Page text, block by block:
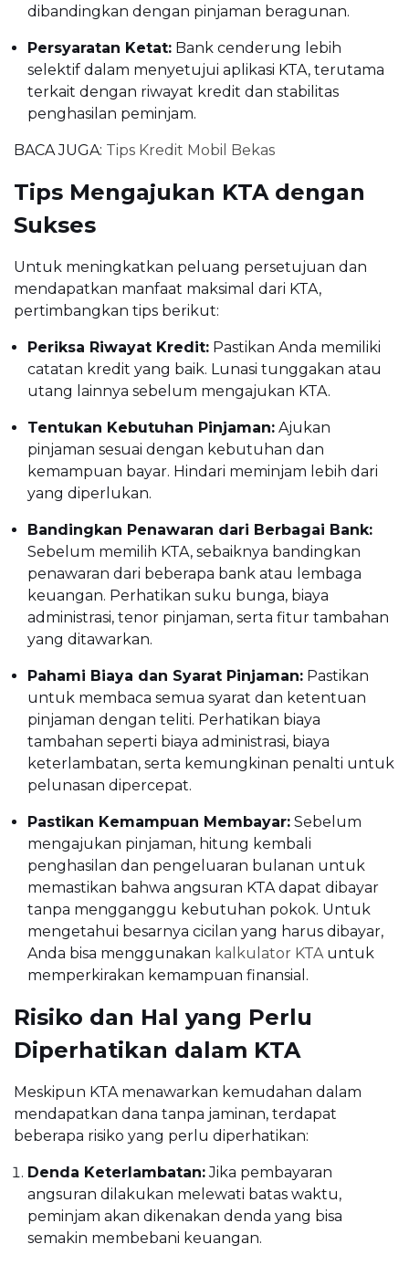
dibandingkan dengan pinjaman beragunan.
Persyaratan Ketat: Bank cenderung lebih
selektif dalam menyetujui aplikasi KTA, terutama
terkait dengan riwayat kredit dan stabilitas
penghasilan peminjam.
BACA JUGA: Tips Kredit Mobil Bekas
Tips Mengajukan KTA dengan
Sukses
Untuk meningkatkan peluang persetujuan dan
mendapatkan manfaat maksimal dari KTA,
pertimbangkan tips berikut:
Periksa Riwayat Kredit: Pastikan Anda memiliki
catatan kredit yang baik. Lunasi tunggakan atau
utang lainnya sebelum mengajukan KTA.
Tentukan Kebutuhan Pinjaman: Ajukan
pinjaman sesuai dengan kebutuhan dan
kemampuan bayar. Hindari meminjam lebih dari
yang diperlukan.
Bandingkan Penawaran dari Berbagai Bank:
Sebelum memilih KTA, sebaiknya bandingkan
penawaran dari beberapa bank atau lembaga
keuangan. Perhatikan suku bunga, biaya
administrasi, tenor pinjaman, serta fitur tambahan
yang ditawarkan.
Pahami Biaya dan Syarat Pinjaman: Pastikan
untuk membaca semua syarat dan ketentuan
pinjaman dengan teliti. Perhatikan biaya
tambahan seperti biaya administrasi, biaya
keterlambatan, serta kemungkinan penalti untuk
pelunasan dipercepat.
Pastikan Kemampuan Membayar: Sebelum
mengajukan pinjaman, hitung kembali
penghasilan dan pengeluaran bulanan untuk
memastikan bahwa angsuran KTA dapat dibayar
tanpa mengganggu kebutuhan pokok. Untuk
mengetahui besarnya cicilan yang harus dibayar,
Anda bisa menggunakan kalkulator KTAuntuk
memperkirakan kemampuan finansial.
Risiko dan Hal yang Perlu
Diperhatikan dalam KTA
Meskipun KTA menawarkan kemudahan dalam
mendapatkan dana tanpa jaminan, terdapat
beberapa risiko yang perlu diperhatikan:
Denda Keterlambatan:Jika pembayaran
angsuran dilakukan melewati batas waktu,
peminjam akan dikenakan denda yang bisa
semakin membebani keuangan.